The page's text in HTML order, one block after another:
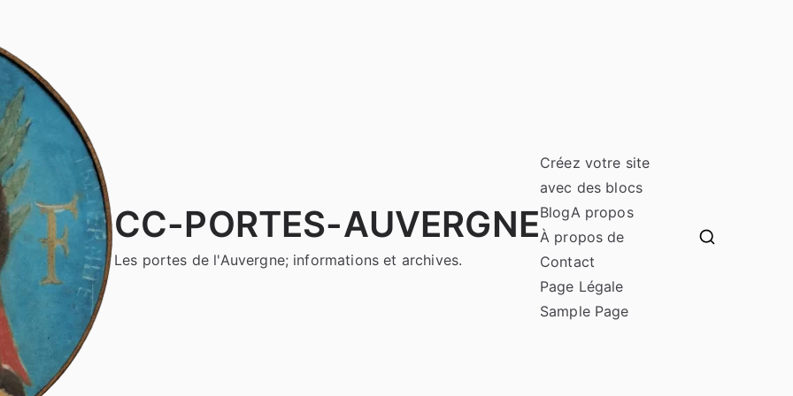
CC-PORTES-AUVERGNE
Les portes de l'Auvergne; informations et archives.
Créez votre site
avec des blocs
BlogA propos
À propos de
Contact
Page Légale
Sample Page